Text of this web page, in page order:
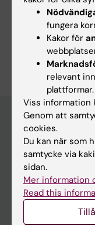
Huvudmeny
Utbildning
Forskarutbildning
Forskning
fungera
Kakor för
relevant
plattformar.
Viss information
Genom att
cookies.
Du kan när som
samtycke via
sidan.
Mer information
Read this